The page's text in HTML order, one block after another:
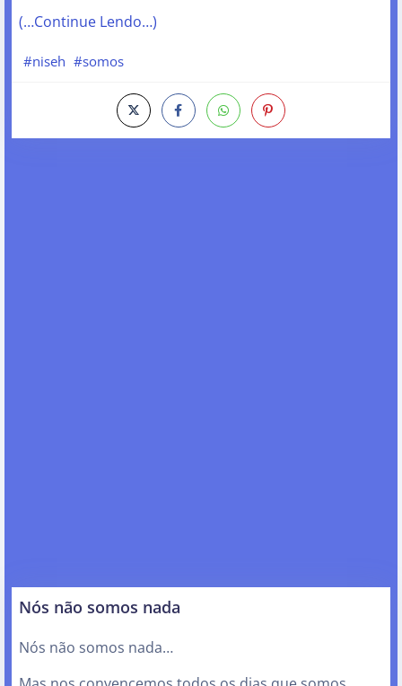
(…Continue Lendo…)
#niseh #somos
Nós não somos nada
Nós não somos nada…